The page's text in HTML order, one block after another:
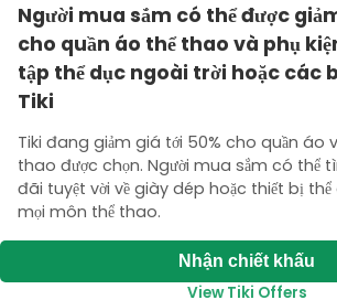
Người mua sắm có thể được
cho quần áo thể thao và phụ
tập thể dục ngoài trời hoặc các
Tiki
Tiki đang giảm giá tới 50% cho quần áo
thao được chọn. Người mua sắm có thể
đãi tuyệt vời về giày dép hoặc thiết bị thể
mọi môn thể thao.
Nhận chiết khấu
View Tiki Offers